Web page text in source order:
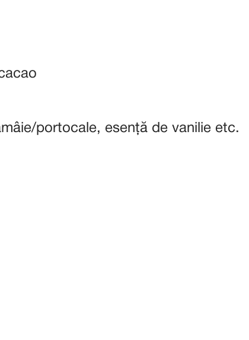
portocale, esență de vanilie etc.